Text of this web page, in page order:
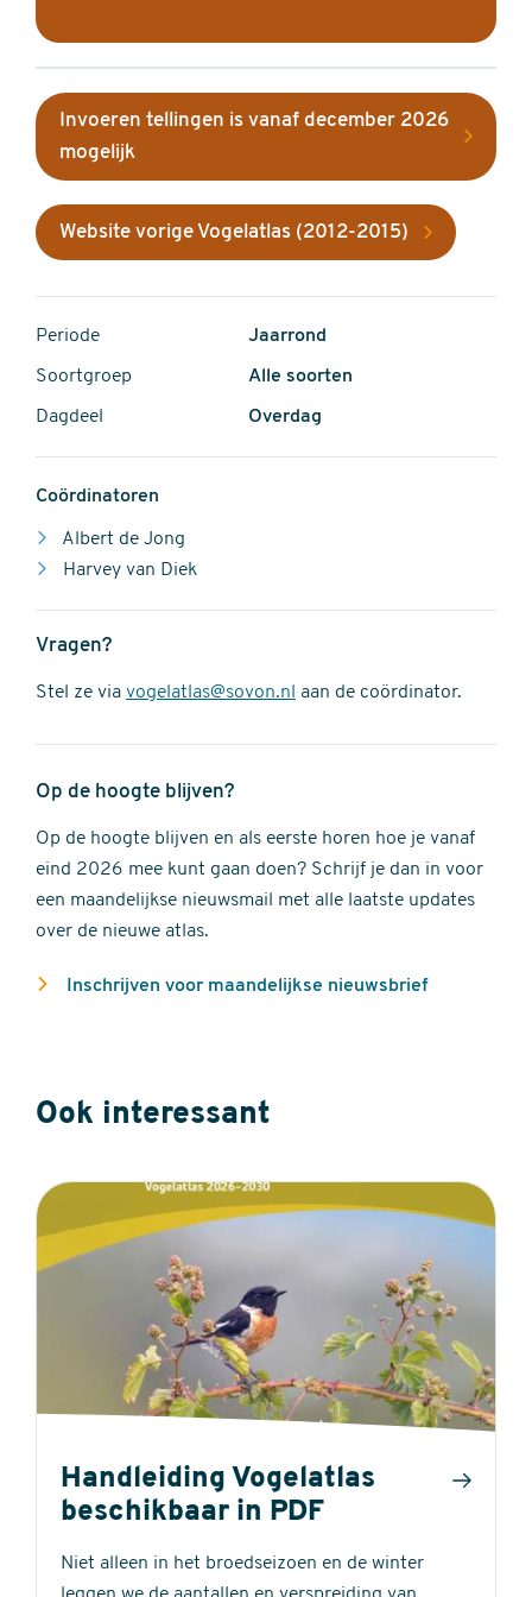
Invoeren tellingen is vanaf december 2026
mogelijk
Website vorige Vogelatlas (2012-2015)
Periode Jaarrond
Soortgroep Alle soorten
Dagdeel Overdag
Coördinatoren
Albert de Jong
Harvey van Diek
Vragen?
Stel ze via vogelatlas@sovon.nl aan de coördinator.
Op de hoogte blijven?
Op de hoogte blijven en als eerste horen hoe je vanaf
eind 2026 mee kunt gaan doen? Schrijf je dan in voor
een maandelijkse nieuwsmail met alle laatste updates
over de nieuwe atlas.
Inschrijven voor maandelijkse nieuwsbrief
Ook interessant
Handleiding Vogelatlas
beschikbaar in PDF
Niet alleen in het broedseizoen en de winter